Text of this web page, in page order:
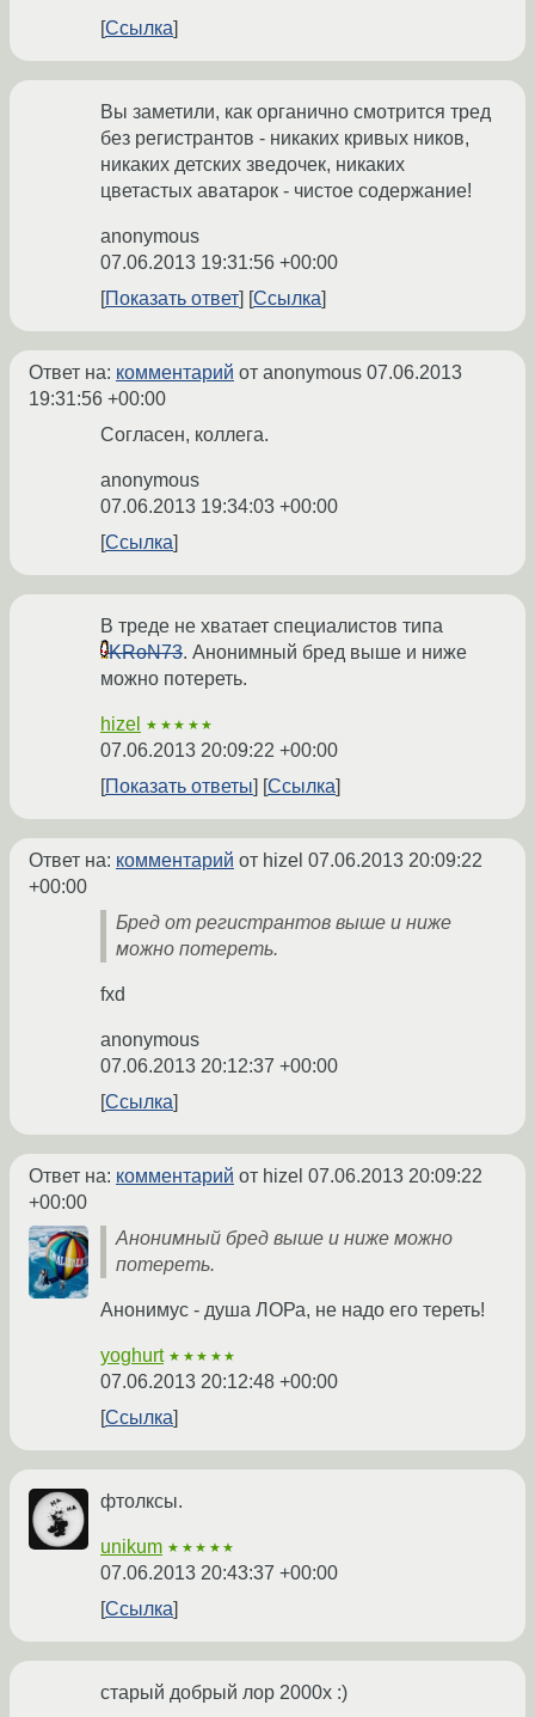
Ссылка
Вы заметили, как органично смотрится тред
без регистрантов - никаких кривых ников,
никаких детских зведочек, никаких
цветастых аватарок - чистое содержание!
anonymous
07.06.2013 19:31:56 +00:00
Показать ответ
Ссылка
Ответ на: комментарий от anonymous 07.06.2013
19:31:56 +00:00
Согласен, коллега.
anonymous
07.06.2013 19:34:03 +00:00
Ссылка
В треде не хватает специалистов типа
KRoN73. Анонимный бред выше и ниже
можно потереть.
hizel ★★★★★
07.06.2013 20:09:22 +00:00
Показать ответы
Ссылка
Ответ на: комментарий от hizel 07.06.2013 20:09:22
+00:00
Бред от регистрантов выше и ниже
можно потереть.
fxd
anonymous
07.06.2013 20:12:37 +00:00
Ссылка
Ответ на: комментарий от hizel 07.06.2013 20:09:22
+00:00
Анонимный бред выше и ниже можно
потереть.
Анонимус - душа ЛОРа, не надо его тереть!
yoghurt ★★★★★
07.06.2013 20:12:48 +00:00
Ссылка
фтолксы.
unikum ★★★★★
07.06.2013 20:43:37 +00:00
Ссылка
старый добрый лор 2000х :)